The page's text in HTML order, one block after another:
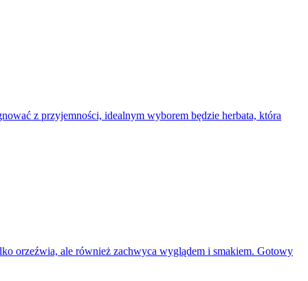
z przyjemności, idealnym wyborem będzie herbata, która
orzeźwia, ale również zachwyca wyglądem i smakiem. Gotowy